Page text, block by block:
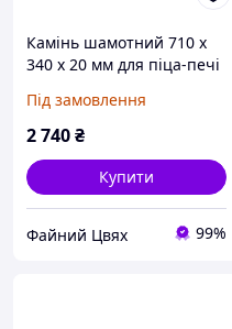
Камінь шамотний 710 х
340 х 20 мм для піца-печі
Під замовлення
2 740₴
Купити
Файний Цвях 99%